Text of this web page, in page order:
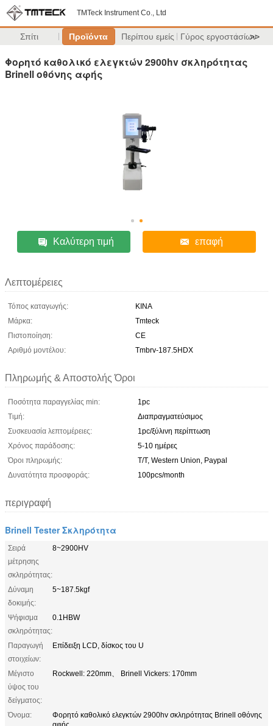
TMTeck Instrument Co., Ltd
Σπίτι Προϊόντα Περίπου εμείς Γύρος εργοστασίων
>>
Φορητό καθολικό ελεγκτών 2900hv σκληρότητας
Brinell οθόνης αφής
Καλύτερη τιμή επαφή
Λεπτομέρειες
Τόπος καταγωγής:
ΚΙΝΑ
Μάρκα:
Tmteck
Πιστοποίηση:
CE
Αριθμό μοντέλου:
Tmbrv-187.5HDX
Πληρωμής & Αποστολής Όροι
Ποσότητα παραγγελίας min:
1pc
Τιμή:
Διαπραγματεύσιμος
Συσκευασία λεπτομέρειες:
1pc/ξύλινη περίπτωση
Χρόνος παράδοσης:
5-10 ημέρες
Όροι πληρωμής:
T/T, Western Union, Paypal
Δυνατότητα προσφοράς:
100pcs/month
περιγραφή
Brinell Tester Σκληρότητα
Σειρά
μέτρησης
σκληρότητας:
8~2900HV
Δύναμη
δοκιμής:
5~187.5kgf
Ψήφισμα
σκληρότητας:
0.1HBW
Παραγωγή
στοιχείων:
Επίδειξη LCD, δίσκος του U
Μέγιστο
ύψος του
δείγματος:
Rockwell: 220mm、 Brinell Vickers: 170mm
Όνομα:
Φορητό καθολικό ελεγκτών 2900hv σκληρότητας Brinell οθόνης